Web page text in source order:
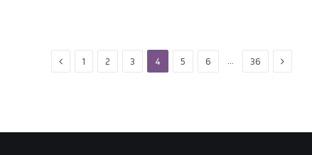
Previous
1 2 3 4 5 6 36 Next